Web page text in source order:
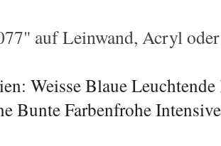
auf Leinwand, Acryl
Weisse Blaue Leuchtende
Bunte Farbenfrohe